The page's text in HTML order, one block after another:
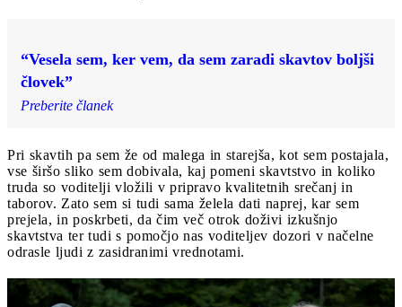
“Vesela sem, ker vem, da sem zaradi skavtov boljši
človek”
Preberite članek
Pri skavtih pa sem že od malega in starejša, kot sem postajala,
vse širšo sliko sem dobivala, kaj pomeni skavtstvo in koliko
truda so voditelji vložili v pripravo kvalitetnih srečanj in
taborov. Zato sem si tudi sama želela dati naprej, kar sem
prejela, in poskrbeti, da čim več otrok doživi izkušnjo
skavtstva ter tudi s pomočjo nas voditeljev dozori v načelne
odrasle ljudi z zasidranimi vrednotami.